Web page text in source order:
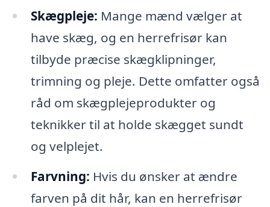
Skægpleje: Mange mænd vælger at
have skæg, og en herrefrisør kan
tilbyde præcise skægklipninger,
trimning og pleje. Dette omfatter også
råd om skægplejeprodukter og
teknikker til at holde skægget sundt
og velplejet.
Farvning: Hvis du ønsker at ændre
farven på dit hår, kan en herrefrisør